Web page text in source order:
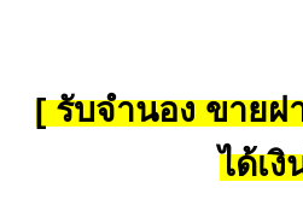
[ รับจำนอง ขายฝ
ได้เ